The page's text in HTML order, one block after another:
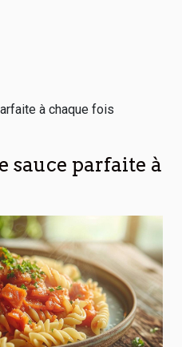
à chaque fois
sauce parfaite à